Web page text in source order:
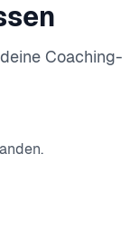
Coaching-